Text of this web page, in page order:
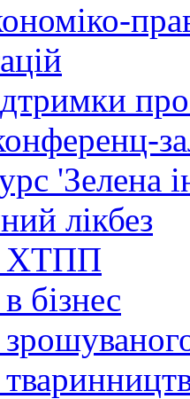
'Зелена
лікбез
ХТПП
бізнес